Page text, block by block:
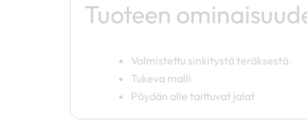
Tuoteen
Valmistettu sinkitystä teräksestä.
Tukeva malli
Pöydän alle taittuvat jalat